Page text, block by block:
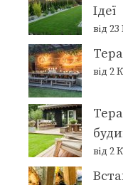
Ідеї
від
від 2
від 2